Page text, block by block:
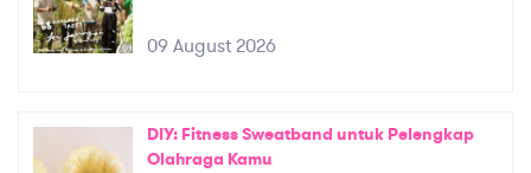
09 August 2026
DIY: Fitness Sweatband untuk Pelengkap
Olahraga Kamu